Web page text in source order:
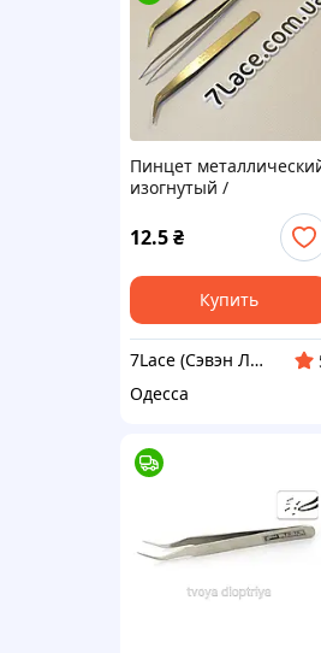
Пинцет
изогнутый /
металлический / длина
15 см / Заказ от 1 шт
12.5₴
Купить
7Lace (Сэвэн Лэйс)
Одесса